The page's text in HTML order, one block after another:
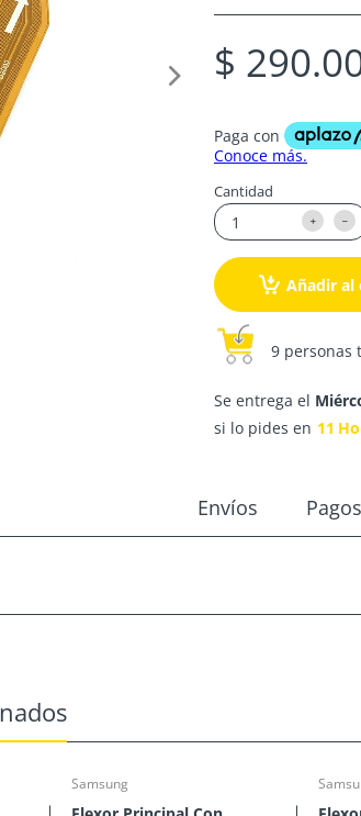
$
Cantidad
Añadir al
9 personas
Se entrega el
si lo pides en 11
Envíos Pagos
Samsung